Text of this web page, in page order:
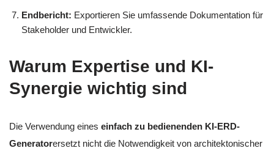
Endbericht: Exportieren Sie umfassende Dokumentation für
Stakeholder und Entwickler.
Warum Expertise und KI-
Synergie wichtig sind
Die Verwendung eines einfach zu bedienenden KI-ERD-
Generatorersetzt nicht die Notwendigkeit von architektonischer